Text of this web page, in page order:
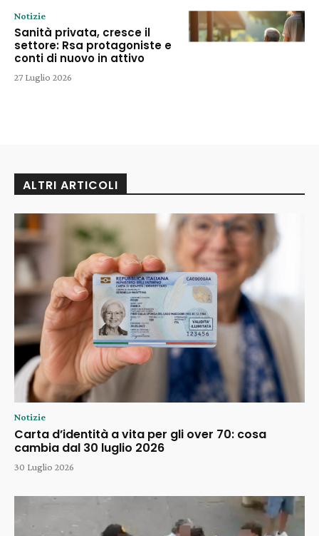
Notizie
Sanità privata, cresce il
settore: Rsa protagoniste e
conti di nuovo in attivo
27 Luglio 2026
ALTRI ARTICOLI
Notizie
Carta d’identità a vita per gli over 70: cosa
cambia dal 30 luglio 2026
30 Luglio 2026